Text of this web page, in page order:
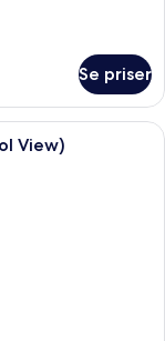
Se priser
barnesenger
View)